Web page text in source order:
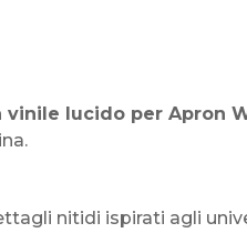
vinile lucido per Apron
nitidi ispirati agli